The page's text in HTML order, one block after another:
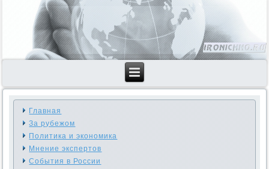
Главная
За рубежом
Политика и экономика
Мнение экспертов
События в России